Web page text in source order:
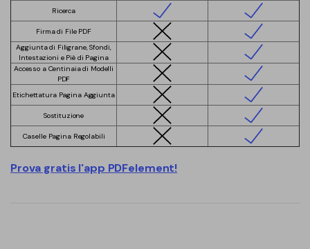
Ricerca
Firma di File PDF
Aggiunta di Filigrane, Sfondi,
Intestazioni e Piè di Pagina
Accesso a Centinaia di Modelli
PDF
Etichettatura Pagina Aggiunta
Sostituzione
Caselle Pagina Regolabili
Prova gratis l'app PDFelement!